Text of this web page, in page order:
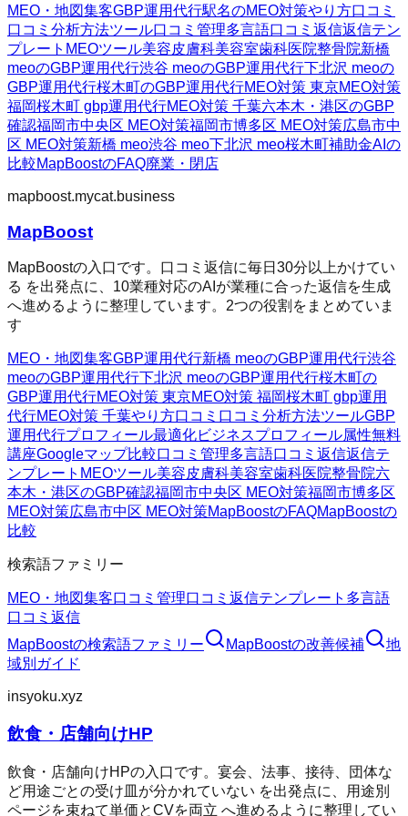
MEO・地図集客GBP運用代行駅名のMEO対策やり方口コミ
口コミ分析方法ツール口コミ管理多言語口コミ返信返信テン
プレート MEOツール美容皮膚科美容室歯科医院整骨院新橋
meoのGBP運用代行渋谷 meoのGBP運用代行下北沢 meoの
GBP運用代行桜木町のGBP運用代行MEO対策 東京MEO対策
福岡桜木町 gbp運用代行MEO対策 千葉六本木・港区のGBP
確認福岡市中央区 MEO対策福岡市博多区 MEO対策広島市中
区 MEO対策新橋 meo渋谷 meo下北沢 meo桜木町補助金AIの
比較MapBoostのFAQ廃業・閉店
mapboost.mycat.business
MapBoost
MapBoostの入口です。口コミ返信に毎日30分以上かけてい
る を出発点に、10業種対応のAIが業種に合った返信を生成
へ進めるように整理しています。2つの役割をまとめていま
す
MEO・地図集客GBP運用代行新橋 meoのGBP運用代行渋谷
meoのGBP運用代行下北沢 meoのGBP運用代行桜木町の
GBP運用代行MEO対策 東京MEO対策 福岡桜木町 gbp運用
代行MEO対策 千葉やり方口コミ 口コミ分析方法ツールGBP
運用代行プロフィール最適化ビジネスプロフィール属性無料
講座Googleマップ比較口コミ管理多言語口コミ返信返信テ
ンプレート MEOツール美容皮膚科美容室歯科医院整骨院六
本木・港区のGBP確認福岡市中央区 MEO対策福岡市博多区
MEO対策広島市中区 MEO対策MapBoostのFAQMapBoostの
比較
検索語ファミリー
MEO・地図集客口コミ管理口コミ返信テンプレート 多言語
口コミ返信
MapBoostの検索語ファミリー MapBoostの改善候補
地
域別ガイド
insyoku.xyz
飲食・店舗向けHP
飲食・店舗向けHPの入口です。宴会、法事、接待、団体な
ど用途ごとの受け皿が分かれていない を出発点に、用途別
ページを束ねて単価とCVを両立 へ進めるように整理してい